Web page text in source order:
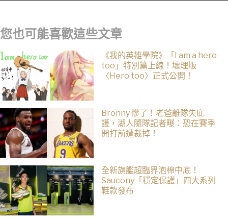
您也可能喜歡這些文章
《我的英雄學院》「I am a hero
too」特別篇上線！壞理版
〈Hero too〉正式公開！
Bronny 慘了！老爸離隊失庇
護，湖人隨隊記者曝：恐在賽季
開打前遭裁掉！
全新旗艦超臨界泡棉中底！
Saucony「穩定保護」四大系列
鞋款發布